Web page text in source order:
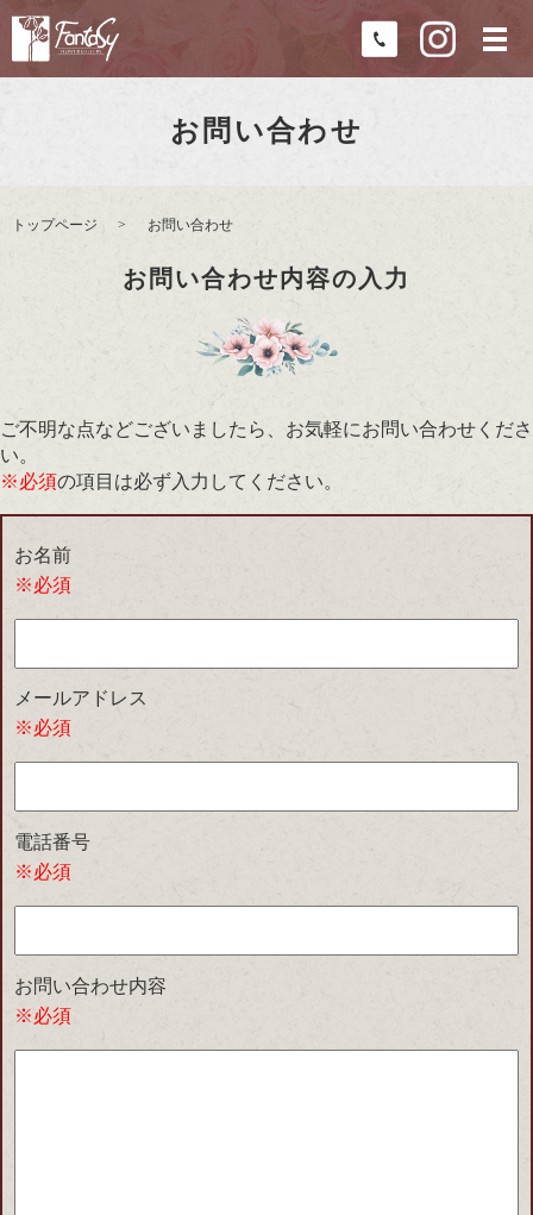
お問い合わせ
トップページ お問い合わせ
お問い合わせ内容の入力
ご不明な点などございましたら、お気軽にお問い合わせくださ
い。
※必須の項目は必ず入力してください。
お名前
※必須
メールアドレス
※必須
電話番号
※必須
お問い合わせ内容
※必須